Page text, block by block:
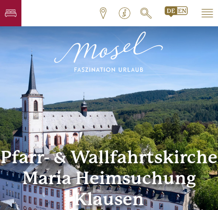
Pfarr- & Wallfahrtskirche
Maria Heimsuchung
Klausen